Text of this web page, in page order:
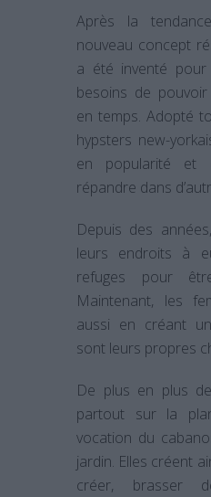
Après la
nouveau concept
a été inventé
besoins de
en temps. Adopté
hypsters new-
en popularité et
répandre dans
Depuis des
leurs endroits à
refuges pour
Maintenant, les
aussi en créant
sont leurs propres
De plus en plus
partout sur la
vocation du
jardin. Elles créent
créer, brasser